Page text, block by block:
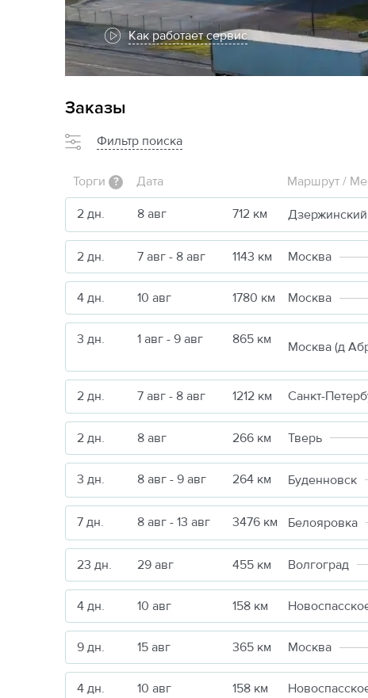
Как работает сервис
Заказы
Фильтр поиска
Торги ? Дата Маршрут /
2 дн. 8 авг 712 км Дзержинский
2 дн. 7 авг - 8 авг 1143 км Москва
4 дн. 10 авг 1780 км Москва
3 дн. 1 авг - 9 авг 865 км
2 дн. 7 авг - 8 авг 1212 км Санкт-
2 дн. 8 авг 266 км Тверь
3 дн. 8 авг - 9 авг 264 км Буденновск
7 дн. 8 авг - 13 авг 3476 км Белояровка
23 дн. 29 авг 455 км Волгоград
4 дн. 10 авг 158 км
9 дн. 15 авг 365 км Москва
4 дн. 10 авг 158 км